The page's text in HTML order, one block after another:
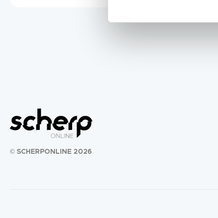
© SCHERPONLINE 2026